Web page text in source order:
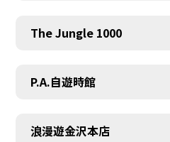
The Jungle 1000
P.A.自遊時館
浪漫遊金沢本店